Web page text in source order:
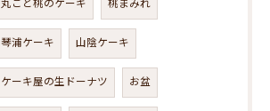
丸ごと桃のケーキ 桃まみれ
琴浦ケーキ 山陰ケーキ
ケーキ屋の生ドーナツ お盆